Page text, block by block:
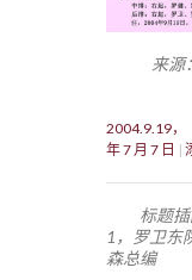
来源
2004.9.19，
年 7 月 7 日
标题
1，罗卫东
森总编